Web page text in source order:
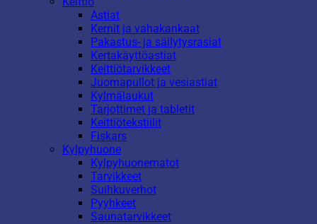
Astiat
Kernit ja vahakankaat
Pakastus- ja säilytysrasiat
Kertakäyttöastiat
Keittiötarvikkeet
Juomapullot ja vesiastiat
Kylmälaukut
Tarjottimet ja tabletit
Keittiötekstiilit
Fiskars
Kylpyhuone
Kylpyhuonematot
Tarvikkeet
Suihkuverhot
Pyyhkeet
Saunatarvikkeet